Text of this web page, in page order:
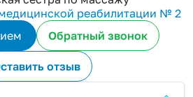
реабилитации № 2
Обратный звонок
отзыв